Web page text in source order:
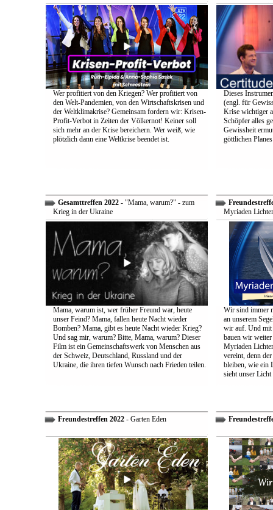
Wer profitiert von den Kriegen? Wer profitiert von
den Welt-Pandemien, von den Wirtschaftskrisen und
der Weltklimakrise? Gemeinsam fordern wir: Krisen-
Profit-Verbot in Zeiten der Völkernot! Keiner soll
sich mehr an der Krise bereichern. Wer weiß, wie
plötzlich dann eine Weltkrise beendet ist.
Dieses
(engl. für
Krise wichtiger
Schöpfer alles
Gewissheit
göttlichen
Gesamttreffen 2022- "Mama, warum?" - zum
Krieg in der Ukraine
Mama, warum ist, wer früher Freund war, heute
unser Feind? Mama, fallen heute Nacht wieder
Bomben? Mama, gibt es heute Nacht wieder Krieg?
Und sag mir, warum? Bitte, Mama, warum? Dieser
Film ist ein Gemeinschaftswerk von Menschen aus
der Schweiz, Deutschland, Russland und der
Ukraine, die ihren tiefen Wunsch nach Frieden teilen.
Myriaden
Wir sind immer
an unserem
wir auf. Und mit
bauen wir
Myriaden
vereint, denn
bleiben, wie ein
sieht unser
Freundestreffen 2022- Garten Eden